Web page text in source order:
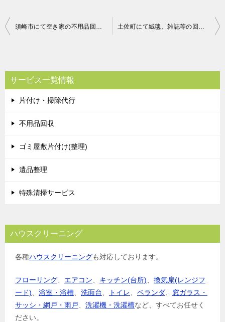
投
ビ
ゲ
ー
シ
サービス一覧情報
片付け・掃除代行
不用品回収
ゴミ屋敷片付け(整理)
遺品整理
特殊清掃サービス
ハウスクリーニング
各種ハウスクリーニングも対応しております。
フローリング エアコン キッチン(台所)
換気扇(レンジフ
ード)
浴室・浴槽 洗面台 トイレ ベランダ
窓ガラス・
サッシ・網戸・雨戸
洗濯機・洗濯槽など、すべてお任せく
ださい。